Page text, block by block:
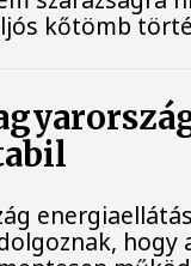
kőtömb
hogy